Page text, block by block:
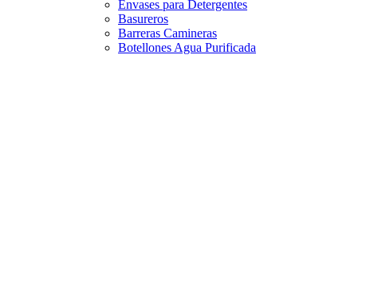
Envases para Detergentes
Basureros
Barreras Camineras
Botellones Agua Purificada